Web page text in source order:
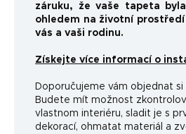
záruku, že vaše tapeta
ohledem na životní
vás a vaši rodinu.
Získejte více informací o
Doporučujeme vám objednat
Budete mít možnost
vlastnom interiéru, sladit je s
dekorací, ohmatat materiál a